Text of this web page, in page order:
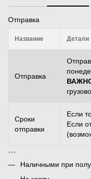
Отправка
Название Детали
Отправка
Сроки
отправки
Если
Если
```
Наличными при